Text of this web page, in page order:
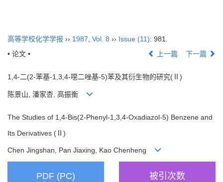
高等学校化学学报 ›› 1987, Vol. 8 ›› Issue (11): 981.
• 论文 •
上一篇 下一篇
1,4-二(2-苯基-1,3,4-噁二唑基-5)苯及其衍生物的研究(Ⅱ)
陈景山, 潘家杏, 高振衡
The Studies of 1,4-Bis(2-Phenyl-1,3,4-Oxadiazol-5) Benzene and
Its Derivatives (Ⅱ)
Chen Jingshan, Pan Jiaxing, Kao Chenheng
PDF (PC) 被引次数